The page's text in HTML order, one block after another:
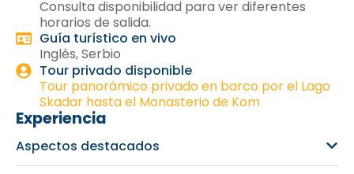
Consulta disponibilidad para ver diferentes
horarios de salida.
Guía turístico en vivo
Inglés, Serbio
Tour privado disponible
Tour panorámico privado en barco por el Lago
Skadar hasta el Monasterio de Kom
Experiencia
Aspectos destacados